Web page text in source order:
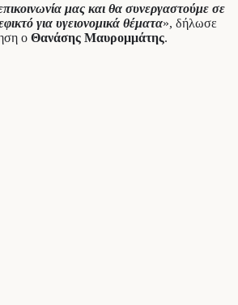
μας και θα συνεργαστούμε σε
για υγειονομικά θέματα», δήλωσε
ο Θανάσης Μαυρομμάτης.